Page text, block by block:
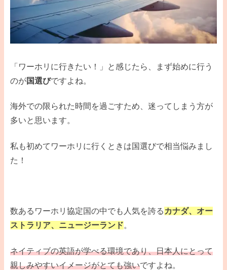
「ワーホリに行きたい！」と感じたら、まず始めに行う
のが国選びですよね。
海外での限られた時間を過ごすため、迷ってしまう方が
多いと思います。
私も初めてワーホリに行くときは国選びで相当悩みまし
た！
数あるワーホリ協定国の中でも人気を誇る カナダ、オー
ストラリア、ニュージーランド。
ネイティブの英語が学べる環境であり、日本人にとって
親しみやすいイメージがとても強いですよね。